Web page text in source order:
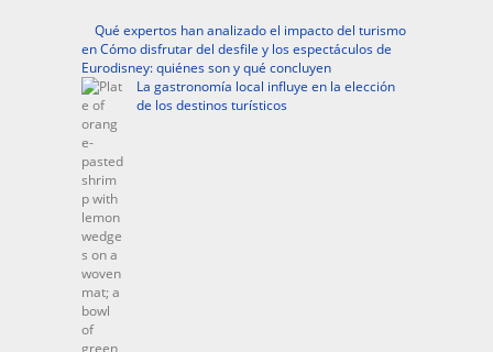
Qué expertos han analizado el impacto del turismo
en Cómo disfrutar del desfile y los espectáculos de
Eurodisney: quiénes son y qué concluyen
La gastronomía local influye en la elección
de los destinos turísticos